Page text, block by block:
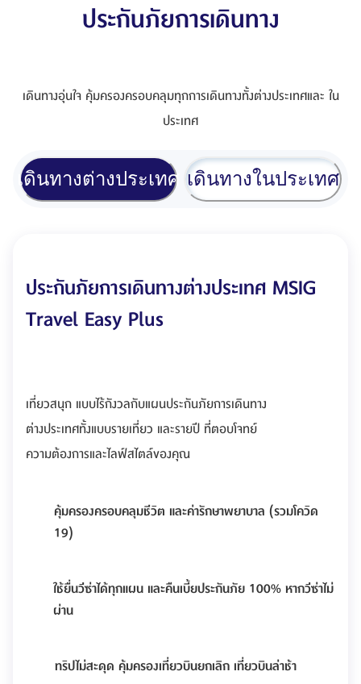
ประกันภัยการเดินทาง
เดินทางอุ่นใจ คุ้มครองครอบคลุมทุกการเดินทางทั้งต่างประเทศและ ใน
ประเทศ
เดินทางต่างประเทศ เดินทางในประเทศ
ประกันภัยการเดินทางต่างประเทศ MSIG
Travel Easy Plus
เที่ยวสนุก แบบไร้กังวลกับแผนประกันภัยการเดินทาง
ต่างประเทศทั้งแบบรายเที่ยว และรายปี ที่ตอบโจทย์
ความต้องการและไลฟ์สไตล์ของคุณ
คุ้มครองครอบคลุมชีวิต และค่ารักษาพยาบาล (รวมโควิด
19)
ใช้ยื่นวีซ่าได้ทุกแผน และคืนเบี้ยประกันภัย 100% หากวีซ่าไม่
ผ่าน
ทริปไม่สะดุด คุ้มครองเที่ยวบินยกเลิก เที่ยวบินล่าช้า